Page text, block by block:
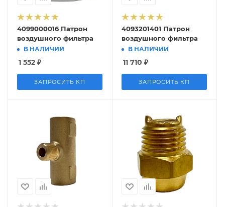
4099000016 Патрон
воздушного фильтра
В НАЛИЧИИ
1 552 ₽
ЗАПРОСИТЬ КП
4093201401 Патрон
воздушного фильтра
В НАЛИЧИИ
11 710 ₽
ЗАПРОСИТЬ КП